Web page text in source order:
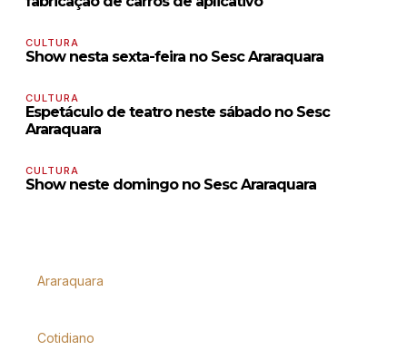
CULTURA
Show nesta sexta-feira no Sesc Araraquara
CULTURA
Espetáculo de teatro neste sábado no Sesc
Araraquara
CULTURA
Show neste domingo no Sesc Araraquara
Araraquara
Cotidiano